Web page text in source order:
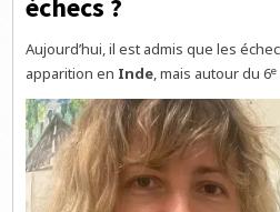
échecs ?
Aujourd’hui, il est admis que les
apparition en Inde, mais autour du 6e